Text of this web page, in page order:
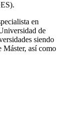
en
de
siendo
así como